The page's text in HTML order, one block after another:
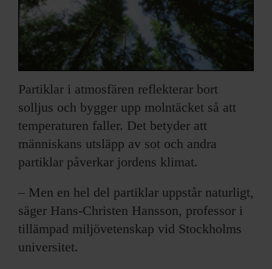
PRENUMERERA PÅ F&F
ANNONSERA I F&F
OM F&F
Partiklar i atmosfären reflekterar bort
solljus och bygger upp molntäcket så att
temperaturen faller. Det betyder att
människans utsläpp av sot och andra
partiklar påverkar jordens klimat.
– Men en hel del partiklar uppstår naturligt,
säger Hans-Christen Hansson, professor i
tillämpad miljövetenskap vid Stockholms
universitet.